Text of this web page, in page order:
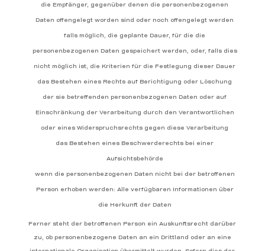
die Empfänger, gegenüber denen die personenbezogenen
Daten offengelegt worden sind oder noch offengelegt werden
falls möglich, die geplante Dauer, für die die
personenbezogenen Daten gespeichert werden, oder, falls dies
nicht möglich ist, die Kriterien für die Festlegung dieser Dauer
das Bestehen eines Rechts auf Berichtigung oder Löschung
der sie betreffenden personenbezogenen Daten oder auf
Einschränkung der Verarbeitung durch den Verantwortlichen
oder eines Widerspruchsrechts gegen diese Verarbeitung
das Bestehen eines Beschwerderechts bei einer
Aufsichtsbehörde
wenn die personenbezogenen Daten nicht bei der betroffenen
Person erhoben werden: Alle verfügbaren Informationen über
die Herkunft der Daten
Ferner steht der betroffenen Person ein Auskunftsrecht darüber
zu, ob personenbezogene Daten an ein Drittland oder an eine